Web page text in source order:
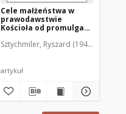
Cele małżeństwa w
prawodawstwie
Kościoła od promulgacji
Kanonicznego z 1917 r.
Sztychmiler, Ryszard (1948- )
artykuł